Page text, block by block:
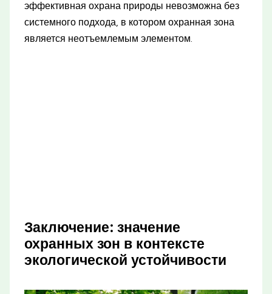
эффективная охрана природы невозможна без
системного подхода, в котором охранная зона
является неотъемлемым элементом.
Заключение: значение
охранных зон в контексте
экологической устойчивости